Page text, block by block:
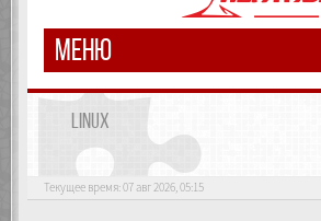
МЕНЮ
LINUX
Текущее время: 07 авг 2026, 05:15